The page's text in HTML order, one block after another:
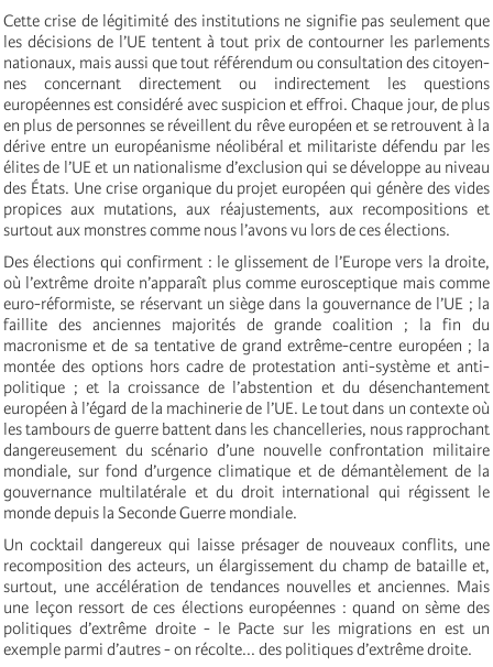
Cette crise de légitimité des institutions ne signifie pas seulement que
les décisions de l’UE tentent à tout prix de contourner les parlements
nationaux, mais aussi que tout référendum ou consultation des citoyen-
nes concernant directement ou indirectement les questions
européennes est considéré avec suspicion et effroi. Chaque jour, de plus
en plus de personnes se réveillent du rêve européen et se retrouvent à la
dérive entre un européanisme néolibéral et militariste défendu par les
élites de l’UE et un nationalisme d’exclusion qui se développe au niveau
des États. Une crise organique du projet européen qui génère des vides
propices aux mutations, aux réajustements, aux recompositions et
surtout aux monstres comme nous l’avons vu lors de ces élections.
Des élections qui confirment : le glissement de l’Europe vers la droite,
où l’extrême droite n’apparaît plus comme eurosceptique mais comme
euro-réformiste, se réservant un siège dans la gouvernance de l’UE ; la
faillite des anciennes majorités de grande coalition ; la fin du
macronisme et de sa tentative de grand extrême-centre européen ; la
montée des options hors cadre de protestation anti-système et anti-
politique ; et la croissance de l’abstention et du désenchantement
européen à l’égard de la machinerie de l’UE. Le tout dans un contexte où
les tambours de guerre battent dans les chancelleries, nous rapprochant
dangereusement du scénario d’une nouvelle confrontation militaire
mondiale, sur fond d’urgence climatique et de démantèlement de la
gouvernance multilatérale et du droit international qui régissent le
monde depuis la Seconde Guerre mondiale.
Un cocktail dangereux qui laisse présager de nouveaux conflits, une
recomposition des acteurs, un élargissement du champ de bataille et,
surtout, une accélération de tendances nouvelles et anciennes. Mais
une leçon ressort de ces élections européennes : quand on sème des
politiques d’extrême droite - le Pacte sur les migrations en est un
exemple parmi d’autres - on récolte... des politiques d’extrême droite.